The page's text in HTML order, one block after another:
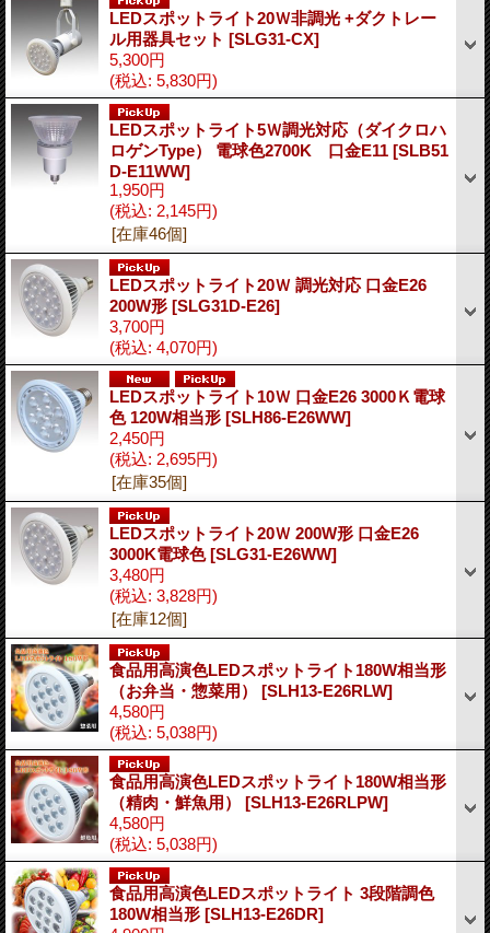
LEDスポットライト20Ｗ非調光 +ダクトレー
ル用器具セット [SLG31-CX]
5,300円
(税込: 5,830円)
LEDスポットライト5Ｗ調光対応（ダイクロハ
ロゲンType） 電球色2700K 口金E11 [SLB51
D-E11WW]
1,950円
(税込: 2,145円)
[在庫46個]
LEDスポットライト20Ｗ 調光対応 口金E26
200W形 [SLG31D-E26]
3,700円
(税込: 4,070円)
LEDスポットライト10Ｗ 口金E26 3000Ｋ電球
色 120W相当形 [SLH86-E26WW]
2,450円
(税込: 2,695円)
[在庫35個]
LEDスポットライト20Ｗ 200W形 口金E26
3000K電球色[SLG31-E26WW]
3,480円
(税込: 3,828円)
[在庫12個]
食品用高演色LEDスポットライト180W相当形
（お弁当・惣菜用） [SLH13-E26RLW]
4,580円
(税込: 5,038円)
食品用高演色LEDスポットライト180W相当形
（精肉・鮮魚用） [SLH13-E26RLPW]
4,580円
(税込: 5,038円)
食品用高演色LEDスポットライト 3段階調色
180W相当形 [SLH13-E26DR]